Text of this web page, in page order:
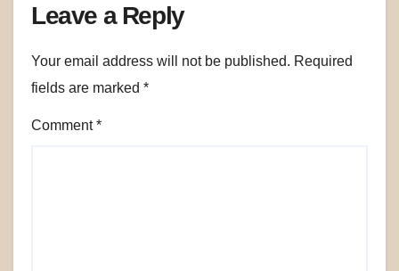
Leave a Reply
Your email address will not be published. Required
fields are marked *
Comment*